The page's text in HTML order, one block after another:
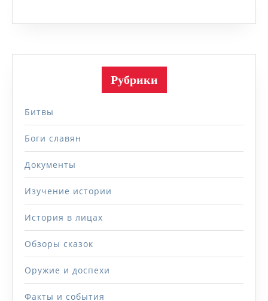
Рубрики
Битвы
Боги славян
Документы
Изучение истории
История в лицах
Обзоры сказок
Оружие и доспехи
Факты и события